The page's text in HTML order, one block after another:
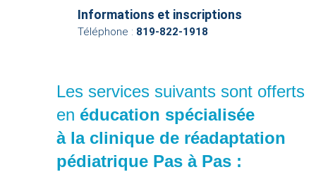
Informations et inscriptions
Téléphone : 819-822-1918
Les services suivants sont offerts
en éducation spécialisée
à la clinique de réadaptation
pédiatrique Pas à Pas :